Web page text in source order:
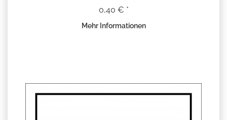
0,40 € *
Mehr Informationen